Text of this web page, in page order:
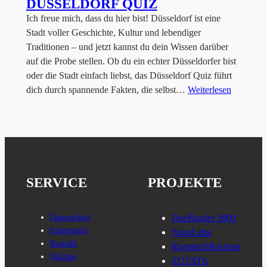
DÜSSELDORF QUIZ
Ich freue mich, dass du hier bist! Düsseldorf ist eine
Stadt voller Geschichte, Kultur und lebendiger
Traditionen – und jetzt kannst du dein Wissen darüber
auf die Probe stellen. Ob du ein echter Düsseldorfer bist
oder die Stadt einfach liebst, das Düsseldorf Quiz führt
dich durch spannende Fakten, die selbst… Weiterlesen
SERVICE
Datenschutz
Impressum
Kontakt
Quizzes
PROJEKTE
DocReader 3000
NuusLetta
RoemischRechner
ZUTATA